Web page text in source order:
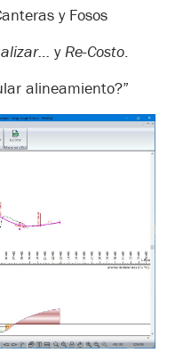
y Fosos
yRe-Costo.
alineamiento?”